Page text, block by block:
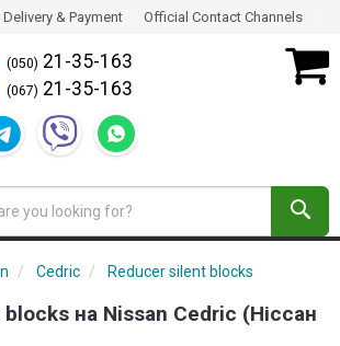
Delivery & Payment Official Contact Channels
(050) 21-35-163
(067) 21-35-163
Cedric Reducer silent blocks
на Nissan Cedric (Ніссан